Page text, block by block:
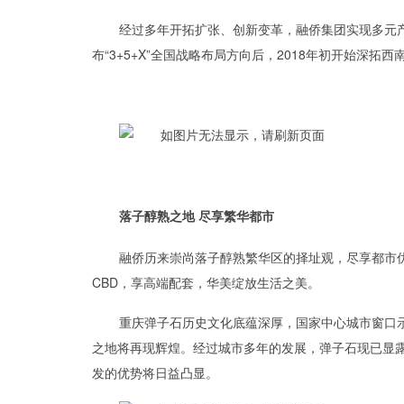
经过多年开拓扩张、创新变革，融侨集团实现多
布“3+5+X”全国战略布局方向后，2018年初开始深拓西
落子醇熟之地 尽享繁华都市
融侨历来崇尚落子醇熟繁华区的择址观，尽享都
CBD，享高端配套，华美绽放生活之美。
重庆弹子石历史文化底蕴深厚，国家中心城市窗
之地将再现辉煌。经过城市多年的发展，弹子石现已显
发的优势将日益凸显。